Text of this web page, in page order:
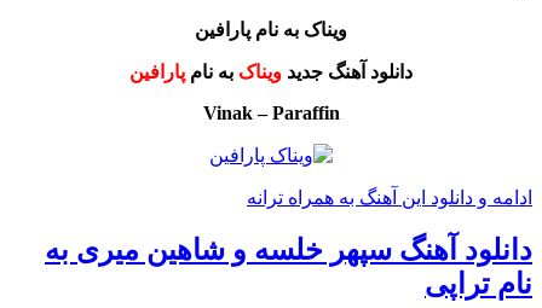
ویناک به نام پارافین
دانلود آهنگ جدید ویناک به نام پارافین
Vinak – Paraffin
ادامه و دانلود این آهنگ به همراه ترانه
دانلود آهنگ سپهر خلسه و شاهین میری به
نام تراپی